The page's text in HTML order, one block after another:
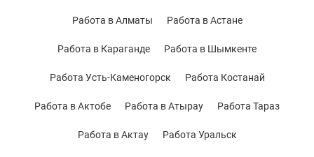
Работа в Алматы Работа в Астане
Работа в Караганде Работа в Шымкенте
Работа Усть-Каменогорск Работа Костанай
Работа в Актобе Работа в Атырау Работа Тараз
Работа в Актау Работа Уральск